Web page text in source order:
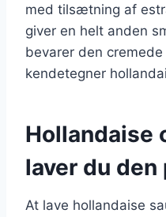
med tilsætning af
giver en helt anden
bevarer den
kendetegner
Hollandaise
laver du
At lave hollandaise